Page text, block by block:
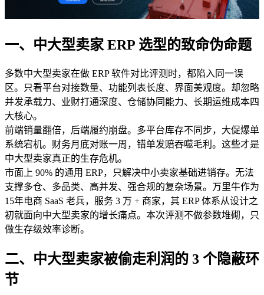
一、中大型卖家 ERP 选型的致命伪命题
多数中大型卖家在做 ERP 软件对比评测时，都陷入同一误
区。只看平台对接数量、功能列表长度、界面美观度。却忽略
并发承载力、业财打通深度、仓储协同能力、长期运维成本四
大核心。
前端销量翻倍，后端履约崩盘。多平台库存不同步，大促爆单
系统宕机。财务月底对账一周，错单发赔吞噬毛利。这些才是
中大型卖家真正的生存危机。
市面上 90% 的通用 ERP，只解决中小卖家基础进销存。无法
支撑多仓、多品类、高并发、强合规的复杂场景。万里牛作为
15年电商 SaaS 老兵，服务 3 万 + 商家，其 ERP 体系从设计之
初就面向中大型卖家的增长痛点。本次评测不做参数堆砌，只
做生存级效率诊断。
二、中大型卖家被偷走利润的 3 个隐蔽环
节